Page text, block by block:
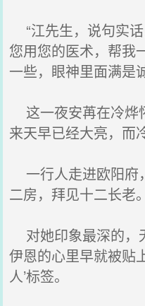
“江先生，说句实
您用您的医术，帮我
一些，眼神里面满是
这一夜安苒在冷烨
来天早已经大亮，而
一行人走进欧阳府
二房，拜见十二长老。
对她印象最深的，
伊恩的心里早就被贴
人’标签。